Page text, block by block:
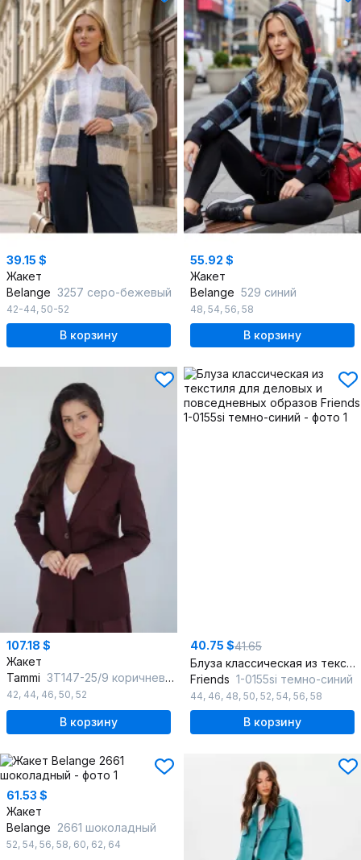
39.15 $
Жакет
Belange 3257 серо-бежевый
42-44, 50-52
В корзину
55.92 $
Жакет
Belange 529 синий
48, 54, 56, 58
В корзину
107.18 $
Жакет
Tammi 3Т147-25/9 коричневый
42, 44, 46, 50, 52
В корзину
40.75 $41.65
Блуза классическая из текстиля для деловых и повседневных образов
Friends 1-0155si темно-синий
44, 46, 48, 50, 52, 54, 56, 58
В корзину
61.53 $
Жакет
Belange 2661 шоколадный
52, 54, 56, 58, 60, 62, 64